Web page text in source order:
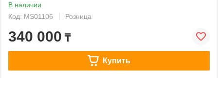
В наличии
Код: MS01106
Розница
340 000 ₸
Купить